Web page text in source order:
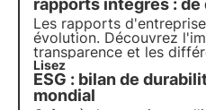
de développement
rapports intégrés :
Les rapports
évolution. Découvrez
transparence et les
sociaux, les rapports de
intégrés. Téléchargez le
apprenez-en plus sur le
Lisez
ESG : bilan de
mondial